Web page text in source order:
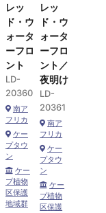
レッ
ド・ウ
ォータ
ーフロ
ント
LD-
20360
南ア
フリカ
ケー
プタウ
ン
ケー
プ植物
区保護
地域群
レッ
ド・ウ
ォータ
ーフロ
ント／
夜明け
LD-
20361
南ア
フリカ
ケー
プタウ
ン
ケー
プ植物
区保護